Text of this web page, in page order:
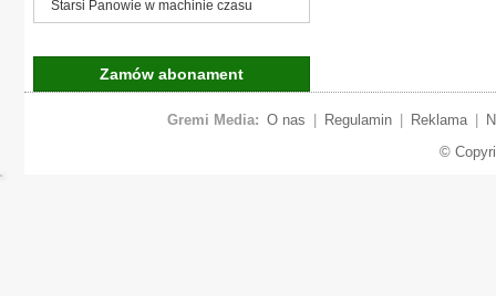
Starsi Panowie w machinie czasu
Zamów abonament
Gremi Media: O nas Regulamin Reklama
©